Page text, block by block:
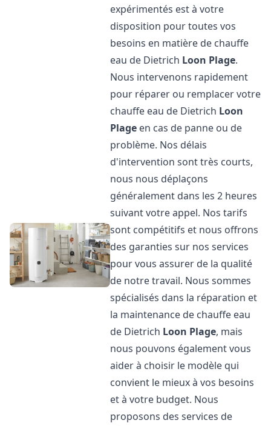
expérimentés est à votre
disposition pour toutes vos
besoins en matière de chauffe
eau de Dietrich Loon Plage.
Nous intervenons rapidement
pour réparer ou remplacer votre
chauffe eau de Dietrich Loon
Plage en cas de panne ou de
problème. Nos délais
d'intervention sont très courts,
nous nous déplaçons
généralement dans les 2 heures
suivant votre appel. Nos tarifs
sont compétitifs et nous offrons
des garanties sur nos services
pour vous assurer de la qualité
de notre travail. Nous sommes
spécialisés dans la réparation et
la maintenance de chauffe eau
de Dietrich Loon Plage, mais
nous pouvons également vous
aider à choisir le modèle qui
convient le mieux à vos besoins
et à votre budget. Nous
proposons des services de